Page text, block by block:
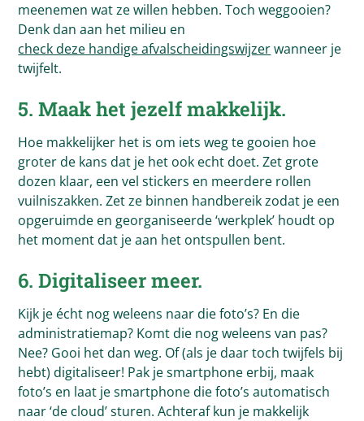
meenemen wat ze willen hebben. Toch weggooien?
Denk dan aan het milieu en
check deze handige afvalscheidingswijzerwanneer je
twijfelt.
5. Maak het jezelf makkelijk.
Hoe makkelijker het is om iets weg te gooien hoe
groter de kans dat je het ook echt doet. Zet grote
dozen klaar, een vel stickers en meerdere rollen
vuilniszakken. Zet ze binnen handbereik zodat je een
opgeruimde en georganiseerde ‘werkplek’ houdt op
het moment dat je aan het ontspullen bent.
6. Digitaliseer meer.
Kijk je écht nog weleens naar die foto’s? En die
administratiemap? Komt die nog weleens van pas?
Nee? Gooi het dan weg. Of (als je daar toch twijfels bij
hebt) digitaliseer! Pak je smartphone erbij, maak
foto’s en laat je smartphone die foto’s automatisch
naar ‘de cloud’ sturen. Achteraf kun je makkelijk